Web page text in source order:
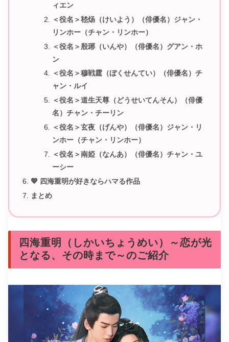
ィエン
＜役名＞嵇炀（けいよう）（俳優名）ジャン・
リンホー（チャン・リンホー）
＜役名＞殷琊（いんや）（俳優名）グアン・ホ
ン
＜役名＞穆戦霆（ぼくせんてい）（俳優名）チ
ャン・ルイ
＜役名＞道生天尊（どうせいてんそん）（俳優
名）チャン・チーリン
＜役名＞玄夜（げんや）（俳優名）ジャン・リ
ンホー（チャン・リンホー）
＜役名＞南婭（なんあ）（俳優名）チャン・ユ
ーシー
💖 四海重明が好きならハマる作品
まとめ
四海重明（しかいちょうめい）～恋が光
となる、その時まで～のご紹介